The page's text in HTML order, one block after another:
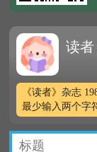
读者
《读者》杂志
最少输入两个字